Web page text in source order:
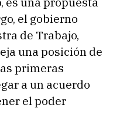
el gobierno
de Trabajo,
una posición de
primeras
a un acuerdo
el poder